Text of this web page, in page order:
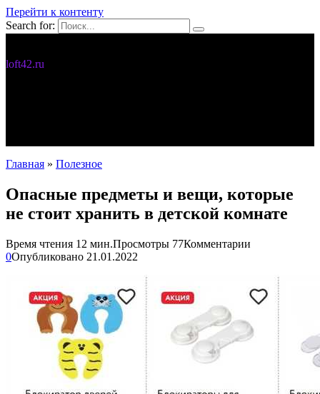
Перейти к контенту
Search for:
loft42.ru
Главная » Полезное
Опасные предметы и вещи, которые
не стоит хранить в детской комнате
Время чтения 12 мин.Просмотры 77Комментарии
0Опубликовано 21.01.2022